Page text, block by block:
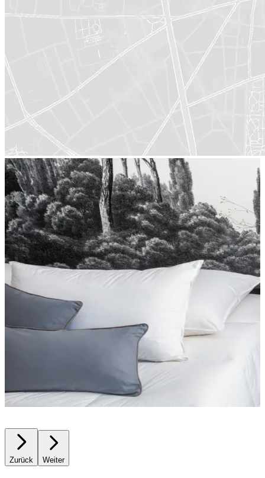
Zurück Weiter